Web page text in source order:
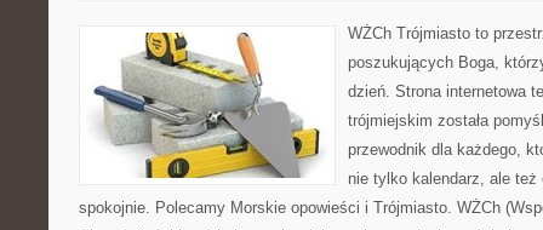
WŻCh Trójmiasto to
poszukujących Boga,
dzień. Strona internetowa
trójmiejskim została
przewodnik dla każdego,
nie tylko kalendarz, ale
spokojnie. Polecamy Morskie opowieści i Trójmiasto. WŻCh